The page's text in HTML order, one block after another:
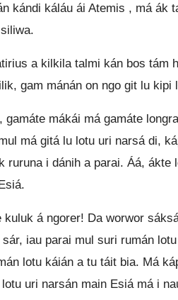
kándi káláu ái Atemis , má ák
a kilkila talmi kán bos tám
gam mánán on ngo git lu
gamáte mákái má gamáte
má gitá lu lotu uri narsá di,
ruruna i dánih a parai. Áá, ákte
kuluk á ngorer! Da worwor
iau parai mul suri rumán
lotu káián a tu táit bia. Má
uri narsán main Esiá má i